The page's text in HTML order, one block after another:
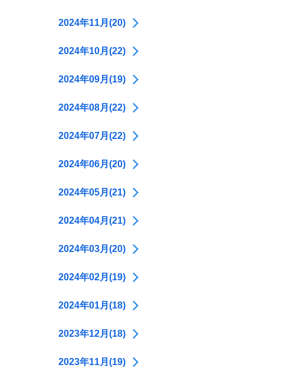
2024年11月(20)
2024年10月(22)
2024年09月(19)
2024年08月(22)
2024年07月(22)
2024年06月(20)
2024年05月(21)
2024年04月(21)
2024年03月(20)
2024年02月(19)
2024年01月(18)
2023年12月(18)
2023年11月(19)